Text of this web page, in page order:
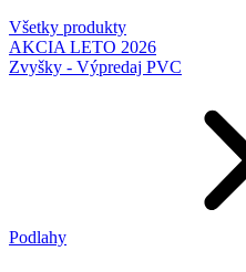
Všetky produkty
AKCIA LETO 2026
Zvyšky - Výpredaj PVC
Podlahy